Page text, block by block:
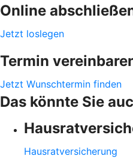
Online
Jetzt loslegen
Termin
Jetzt Wunschtermin finden
Das könnte Sie
Hausratversicherung